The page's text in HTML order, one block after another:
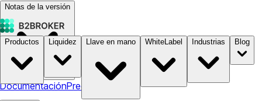
Notas de la versión
DocumentaciónPrecios
Productos Liquidez Llave en mano WhiteLabel Industrias Blog